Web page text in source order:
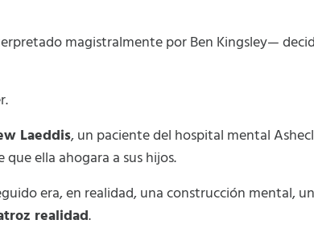
magistralmente por Ben Kingsley—
Laeddis, un paciente del hospital mental
que ella ahogara a sus hijos.
era, en realidad, una construcción mental,
realidad.